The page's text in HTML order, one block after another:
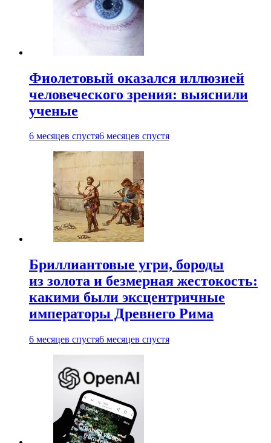
Фиолетовый оказался иллюзией
человеческого зрения: выяснили
ученые
6 месяцев спустя6 месяцев спустя
Бриллиантовые угри, бороды
из золота и безмерная жестокость:
какими были эксцентричные
императоры Древнего Рима
6 месяцев спустя6 месяцев спустя